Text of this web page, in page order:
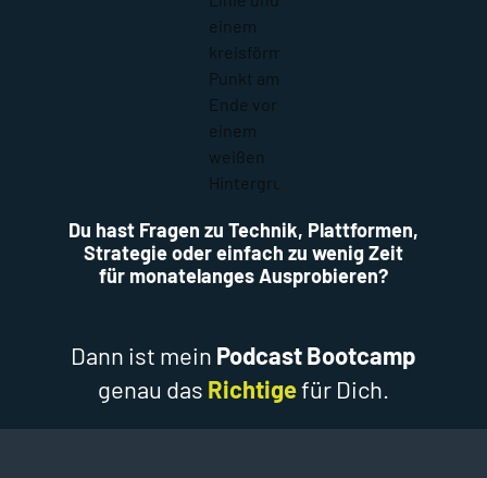
Du hast Fragen zu Technik, Plattformen,
Strategie oder einfach zu wenig Zeit
für monatelanges Ausprobieren?
Dann ist mein Podcast Bootcamp
genau das Richtigefür Dich.